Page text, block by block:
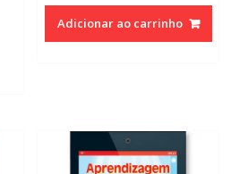
Adicionar ao carrinho